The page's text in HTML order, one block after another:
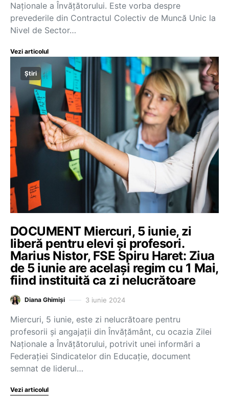
Naționale a Învățătorului. Este vorba despre
prevederile din Contractul Colectiv de Muncă Unic la
Nivel de Sector…
Vezi articolul
Știri
DOCUMENT Miercuri, 5 iunie, zi
liberă pentru elevi și profesori.
Marius Nistor, FSE Spiru Haret: Ziua
de 5 iunie are același regim cu 1 Mai,
fiind instituită ca zi nelucrătoare
Diana Ghimiși 3 iunie 2024
Miercuri, 5 iunie, este zi nelucrătoare pentru
profesorii și angajații din Învățământ, cu ocazia Zilei
Naționale a Învățătorului, potrivit unei informări a
Federației Sindicatelor din Educație, document
semnat de liderul…
Vezi articolul